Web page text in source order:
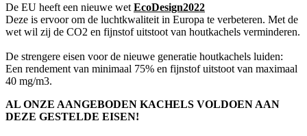
De EU heeft een nieuwe wet EcoDesign2022
Deze is ervoor om de luchtkwaliteit in Europa te verbeteren. Met de
wet wil zij de CO2 en fijnstof uitstoot van houtkachels verminderen.
De strengere eisen voor de nieuwe generatie houtkachels luiden:
Een rendement van minimaal 75% en fijnstof uitstoot van maximaal
40 mg/m3.
AL ONZE AANGEBODEN KACHELS VOLDOEN AAN
DEZE GESTELDE EISEN!